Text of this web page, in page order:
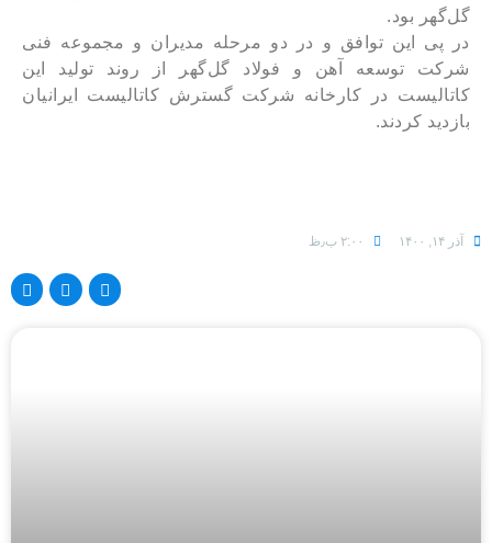
گل‌گهر بود.
در پی این توافق و در دو مرحله مدیران و مجموعه فنی
شرکت توسعه آهن و فولاد گل‌گهر از روند تولید این
کاتالیست در کارخانه شرکت گسترش کاتالیست ایرانیان
بازدید کردند.
آذر ۱۴, ۱۴۰۰ ۲:۰۰ ب٫ظ